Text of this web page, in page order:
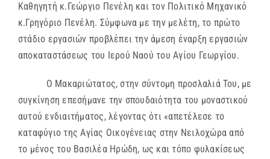
Καθηγητή κ.Γεώργιο Πενέλη και τον Πολιτικό Μηχανικό
κ.Γρηγόριο Πενέλη. Σύμφωνα με την μελέτη, το πρώτο
στάδιο εργασιών προβλέπει την άμεση έναρξη εργασιών
αποκαταστάσεως του Ιερού Ναού του Αγίου Γεωργίου.
Ο Μακαριώτατος, στην σύντομη προσλαλιά Του, με
συγκίνηση επεσήμανε την σπουδαιότητα του μοναστικού
αυτού ενδιαιτήματος, λέγοντας ότι «απετέλεσε το
καταφύγιο της Αγίας Οικογένειας στην Νειλοχώρα από
το μένος του Βασιλέα Ηρώδη, ως και τόπο φυλακίσεως